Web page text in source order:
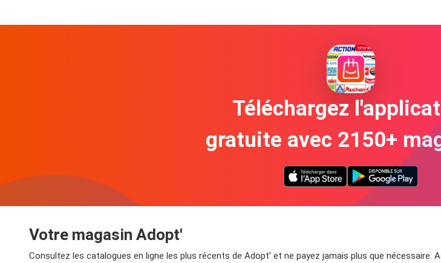
Téléchargez
gratuite avec 2150+
Votre magasin Adopt'
Consultez les catalogues en ligne les plus récents de Adopt' et ne payez jamais plus que